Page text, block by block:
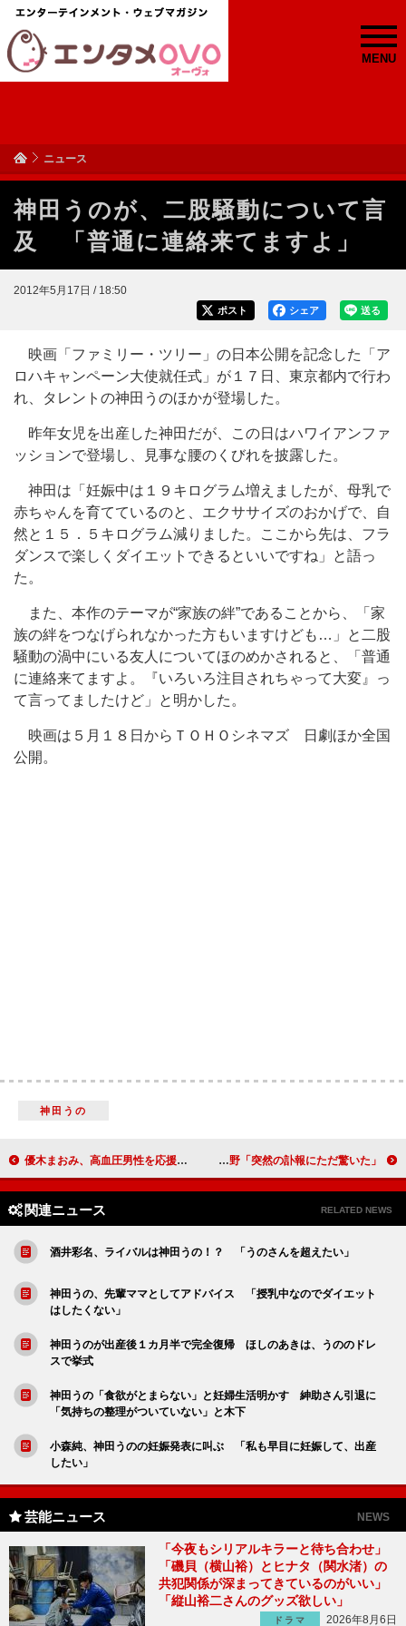
MENU
ニュース
神田うのが、二股騒動について言
及 「普通に連絡来てますよ」
2012年5月17日 / 18:50
送る
シェア
ポスト
映画「ファミリー・ツリー」の日本公開を記念した「ア
ロハキャンペーン大使就任式」が１７日、東京都内で行わ
れ、タレントの神田うのほかが登場した。
昨年女児を出産した神田だが、この日はハワイアンファ
ッションで登場し、見事な腰のくびれを披露した。
神田は「妊娠中は１９キログラム増えましたが、母乳で
赤ちゃんを育てているのと、エクササイズのおかげで、自
然と１５．５キログラム減りました。ここから先は、フラ
ダンスで楽しくダイエットできるといいですね」と語っ
た。
また、本作のテーマが“家族の絆”であることから、「家
族の絆をつなげられなかった方もいますけども…」と二股
騒動の渦中にいる友人についてほのめかされると、「普通
に連絡来てますよ。『いろいろ注目されちゃって大変』っ
て言ってましたけど」と明かした。
映画は５月１８日からＴＯＨＯシネマズ 日劇ほか全国
公開。
神田うの
優木まおみ、高血圧男性を応援 「私は血圧低過ぎて…」と苦笑い 「突然の訃報にただ驚いた」と織田裕二 「微熱が続く中の撮影続行を叱った」と小野
関連ニュース RELATED NEWS
酒井彩名、ライバルは神田うの！？ 「うのさんを超えたい」
神田うの、先輩ママとしてアドバイス 「授乳中なのでダイエット
はしたくない」
神田うのが出産後１カ月半で完全復帰 ほしのあきは、うののドレ
スで挙式
神田うの「食欲がとまらない」と妊婦生活明かす 紳助さん引退に
「気持ちの整理がついていない」と木下
小森純、神田うのの妊娠発表に叫ぶ 「私も早目に妊娠して、出産
したい」
芸能ニュース NEWS
「今夜もシリアルキラーと待ち合わせ」
「磯貝（横山裕）とヒナタ（関水渚）の
共犯関係が深まってきているのがいい」
「縦山裕二さんのグッズ欲しい」
ドラマ 2026年8月6日